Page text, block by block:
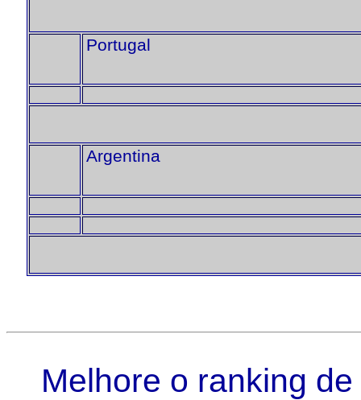
Portugal
Argentina
Melhore o ranking